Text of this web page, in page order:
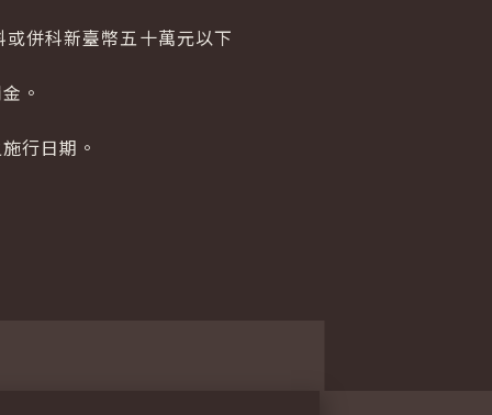
併科新臺幣五十萬元以下
。
行日期。